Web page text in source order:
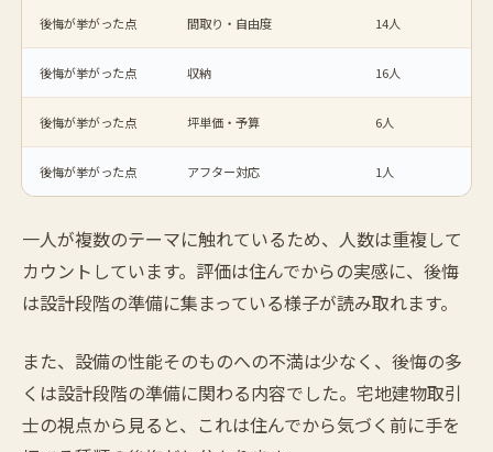
後悔が挙がった点 間取り・自由度 14人
後悔が挙がった点 収納 16人
後悔が挙がった点 坪単価・予算 6人
後悔が挙がった点 アフター対応 1人
一人が複数のテーマに触れているため、人数は重複して
カウントしています。評価は住んでからの実感に、後悔
は設計段階の準備に集まっている様子が読み取れます。
また、設備の性能そのものへの不満は少なく、後悔の多
くは設計段階の準備に関わる内容でした。宅地建物取引
士の視点から見ると、これは住んでから気づく前に手を